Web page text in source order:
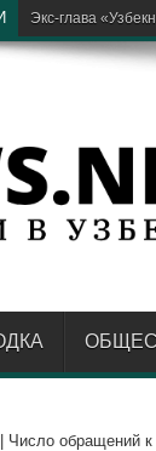
В AKFA
Число обращений к